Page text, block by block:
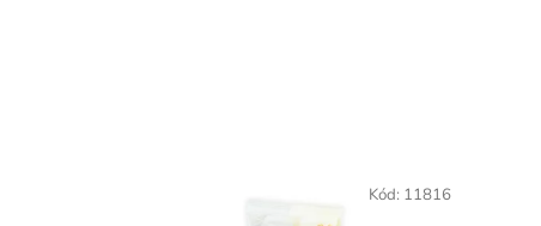
Kód: 11816